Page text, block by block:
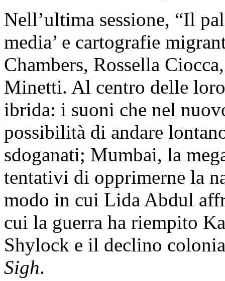
Nell’ultima sessione, “Il
media’ e cartografie
Chambers, Rossella
Minetti. Al centro delle
ibrida: i suoni che nel
possibilità di andare
sdoganati; Mumbai, la
tentativi di opprimerne la
modo in cui Lida Abdul
cui la guerra ha riempito
Shylock e il declino
Sigh.